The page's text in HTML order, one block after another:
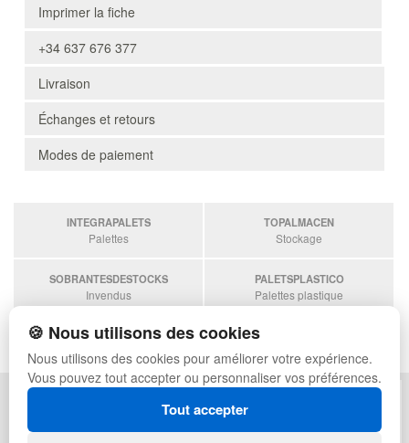
Imprimer la fiche
+34 637 676 377
Livraison
Échanges et retours
Modes de paiement
INTEGRAPALETS
Palettes
TOPALMACEN
Stockage
SOBRANTESDESTOCKS
Invendus
PALETSPLASTICO
Palettes plastique
ESTANTERIASKIT
Estanterias
POLITIQUE DE CONFIDENTIALITÉ
PLAN DU SITE
🍪 Nous utilisons des cookies
Nous utilisons des cookies pour améliorer votre expérience.
Vous pouvez tout accepter ou personnaliser vos préférences.
Tout accepter